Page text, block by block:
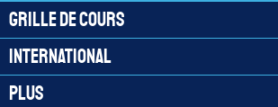
Grille de cours
International
Plus